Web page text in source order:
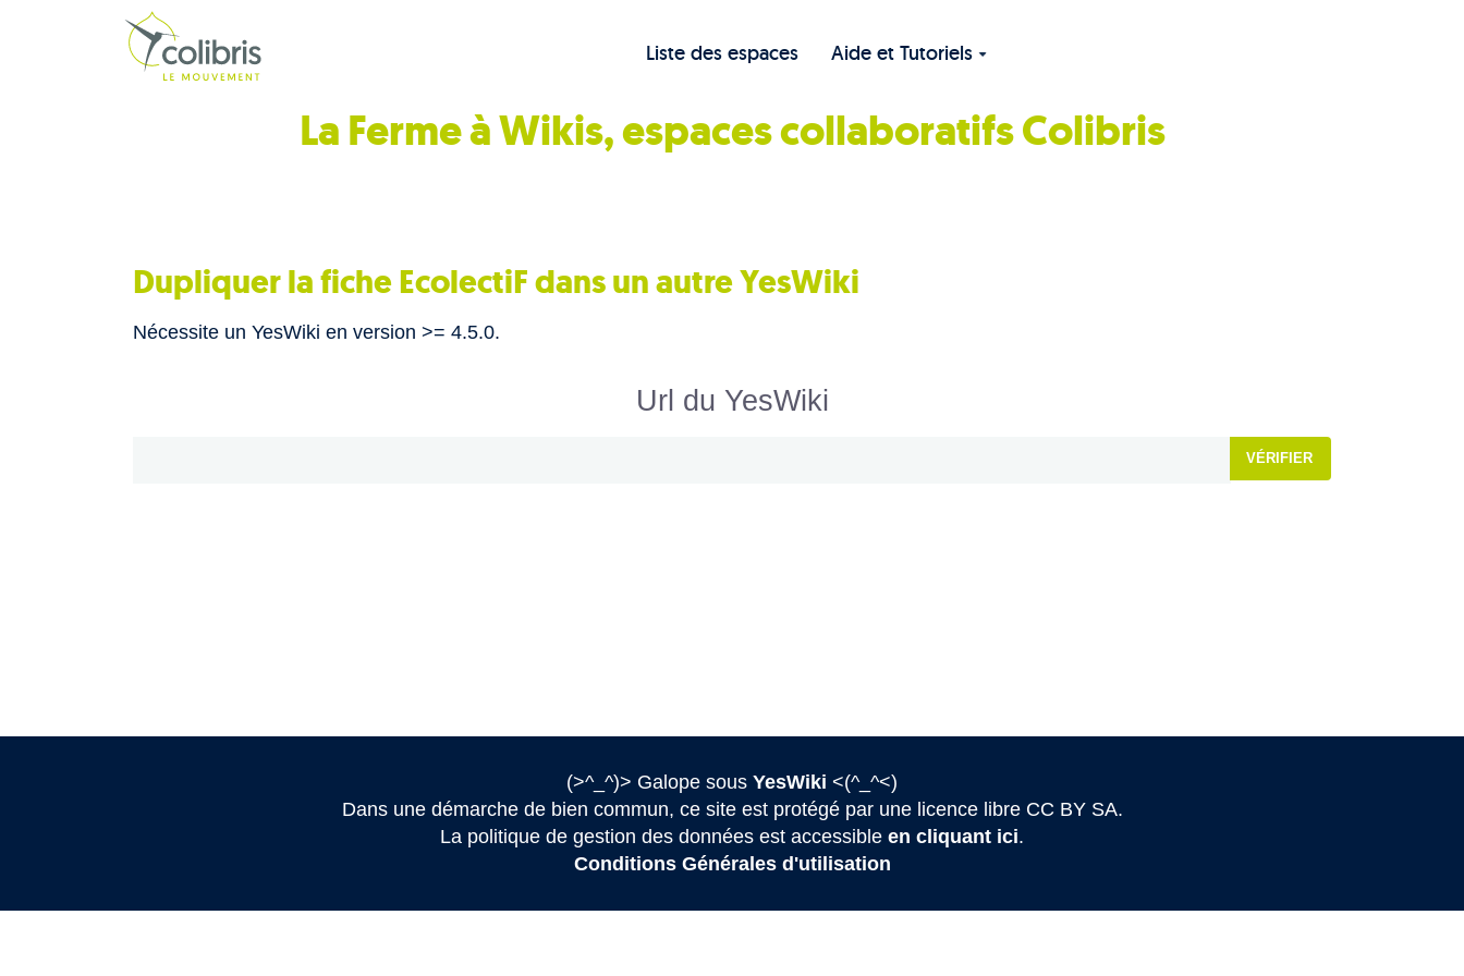
Liste des espaces Aide et Tutoriels
La Ferme à Wikis, espaces collaboratifsColibris
Dupliquer la fiche EcolectiF dans un autre YesWiki
Nécessite un YesWiki en version >= 4.5.0.
Url du YesWiki
VÉRIFIER
(>^_^)> Galope sous YesWiki <(^_^<)
Dans une démarche de bien commun, ce site est protégé par une licence libre CC BY SA.
La politique de gestion des données est accessible en cliquant ici.
Conditions Générales d'utilisation